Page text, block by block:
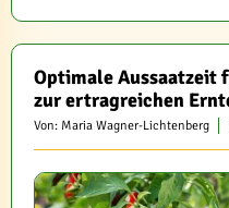
Optimale Aussaatzeit
zur ertragreichen
Von: Maria Wagner-Lichtenberg